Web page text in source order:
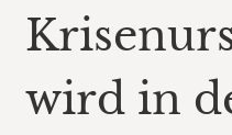
wird in